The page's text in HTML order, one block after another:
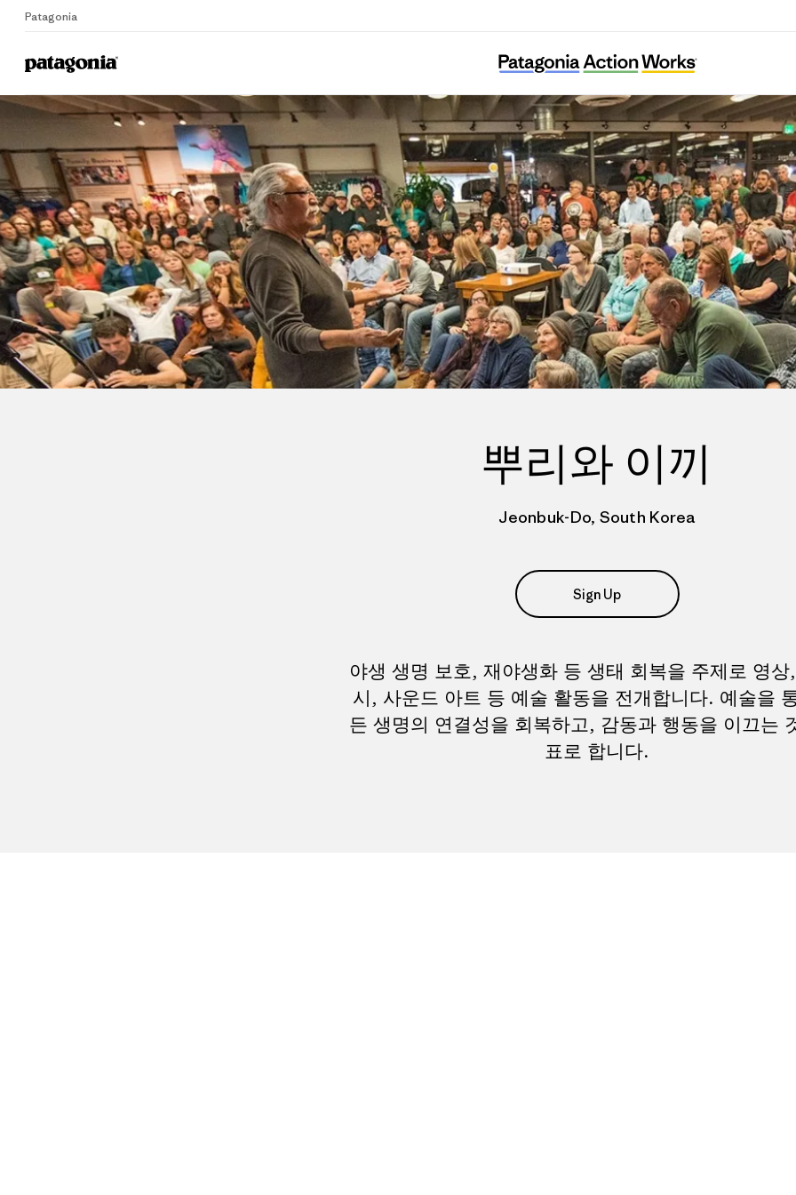
Patagonia
Home
뿌리와 이끼
뿌리와 이끼
Jeonbuk-Do, South Korea
Sign Up
야생 생명 보호, 재야생화 등 생태 회복을 주제로 영
시, 사운드 아트 등 예술 활동을 전개합니다. 예술을
든 생명의 연결성을 회복하고, 감동과 행동을 이끄는
표로 합니다.